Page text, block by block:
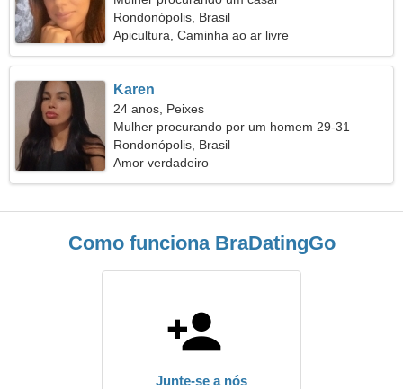
Rondonópolis, Brasil
Apicultura, Caminha ao ar livre
Karen
24 anos, Peixes
Mulher procurando por um homem 29-31
Rondonópolis, Brasil
Amor verdadeiro
Como funciona BraDatingGo
Junte-se a nós